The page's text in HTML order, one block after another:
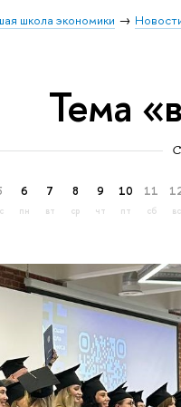
школа экономики
Тема
6
пн
7
вт
8
ср
9
чт
10
пт
11
сб вс